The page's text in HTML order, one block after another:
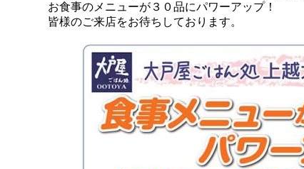
お食事のメニューが３０品にパワーアップ！
皆様のご来店をお待ちしております。